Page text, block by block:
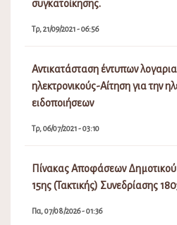
συγκατοίκησης.
Τρ, 21/09/2021 - 06:56
Αντικατάσταση έντυπων
ηλεκτρονικούς-Αίτηση για την
ειδοποιήσεων
Τρ, 06/07/2021 - 03:10
Πίνακας Αποφάσεων
15ης (Τακτικής) Συνεδρίασης
Πα, 07/08/2026 - 01:36